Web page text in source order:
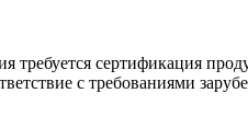
требуется сертификация
с требованиями